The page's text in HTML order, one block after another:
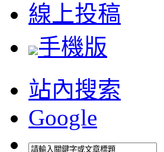
線上投稿
手機版
站內搜索
Google